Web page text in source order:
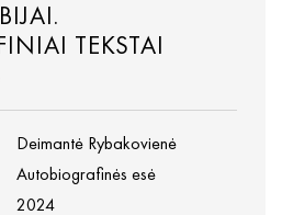
TEKSTAI
Deimantė Rybakovienė
Autobiografinės esė
2024